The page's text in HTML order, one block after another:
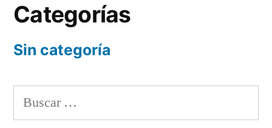
Categorías
Sin categoría
Buscar: